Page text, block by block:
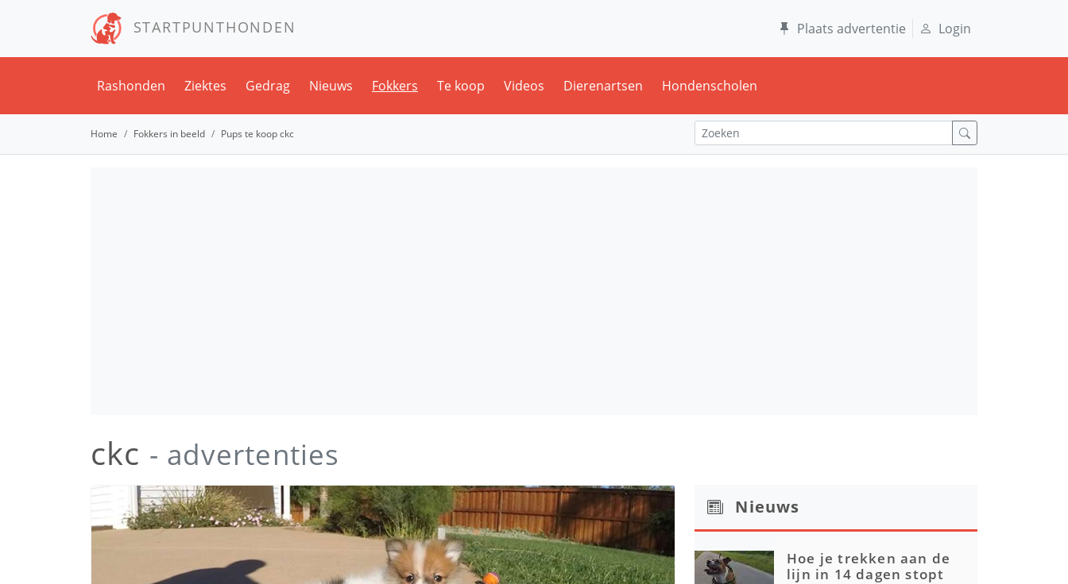
STARTPUNTHONDEN Plaats advertentie Login
Rashonden Ziektes Gedrag Nieuws Fokkers Te koop Videos Dierenartsen Hondenscholen
Home Fokkers in beeld Pups te koop ckc
ckc - advertenties
Nieuws
Hoe je trekken aan de
lijn in 14 dagen stopt